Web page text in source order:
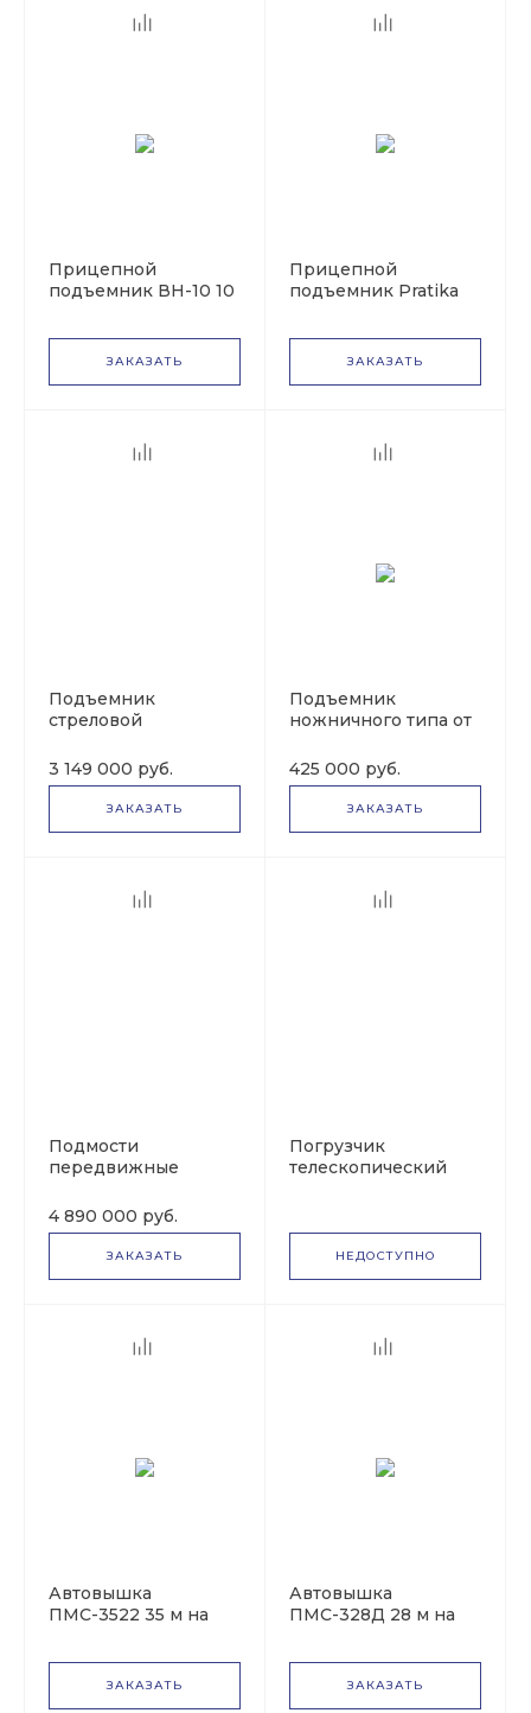
Прицепной
подъемник ВН-10 10
ЗАКАЗАТЬ
Прицепной
подъемник Pratika
Прицеп
ЗАКАЗАТЬ
Подъемник
стреловой
12 м на базе Прицеп
3 149 000 руб.
ЗАКАЗАТЬ
Подъемник
ножничного типа от
Tower 300-3.9 DC
212160 300 кг 3,9 м
425 000 руб.
ЗАКАЗАТЬ
Подмости
передвижные
4 890 000 руб.
ЗАКАЗАТЬ
Погрузчик
телескопический
НЕДОСТУПНО
Автовышка
ПМС-3522 35 м на
ЗАКАЗАТЬ
Автовышка
ПМС-328Д 28 м на
ЗАКАЗАТЬ